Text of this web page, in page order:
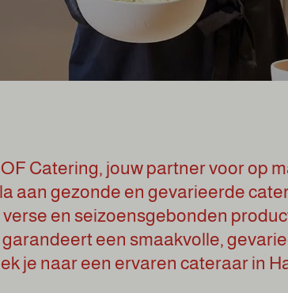
Catering, jouw partner voor op
aan gezonde en gevarieerde
verse en seizoensgebonden
een smaakvolle,
je naar een ervaren cateraar in